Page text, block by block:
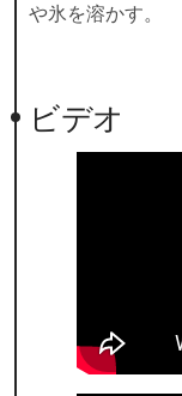
や氷を溶かす。
ビデオ